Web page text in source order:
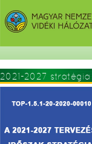
2021-2027 stratégia